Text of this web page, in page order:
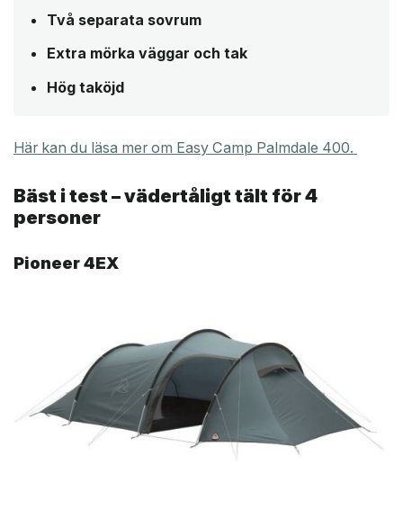
Två separata sovrum
Extra mörka väggar och tak
Hög taköjd
Här kan du läsa mer om Easy Camp Palmdale 400.
Bäst i test – vädertåligt tält för 4
personer
Pioneer 4EX